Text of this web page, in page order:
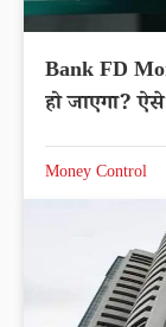
Bank FD
हो जाएगा?
Money Control